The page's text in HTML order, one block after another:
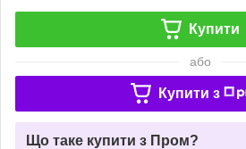
Купити
або
Купити з
Що таке купити з Пром?